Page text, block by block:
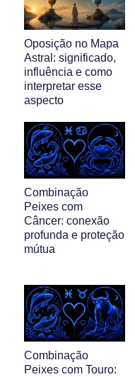
Oposição no Mapa
Astral: significado,
influência e como
interpretar esse
aspecto
Combinação
Peixes com
Câncer: conexão
profunda e proteção
mútua
Combinação
Peixes com Touro: